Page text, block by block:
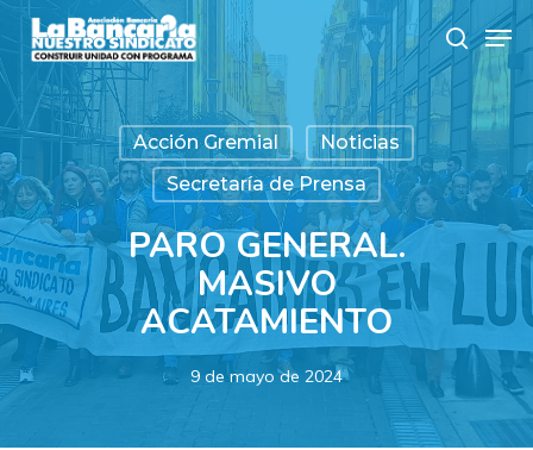
Skip
main
content
search
Acción Gremial
Noticias
Secretaría de Prensa
PARO GENERAL.
MASIVO
ACATAMIENTO
9 de mayo de 2024